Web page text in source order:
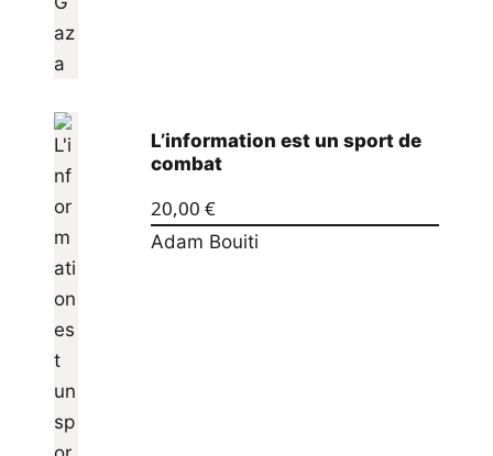
L’information est un sport de
combat
20,00 €
Adam Bouiti